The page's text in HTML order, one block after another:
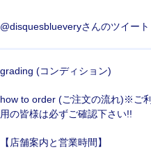
@disquesblueveryさんのツイート
grading (コンディション)
how to order (ご注文の流れ)※ご利
用の皆様は必ずご確認下さい!!
【店舗案内と営業時間】